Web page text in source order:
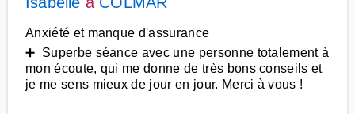
Anxiété et manque d'assurance
➕ Superbe séance avec une personne totalement à
mon écoute, qui me donne de très bons conseils et
je me sens mieux de jour en jour. Merci à vous !